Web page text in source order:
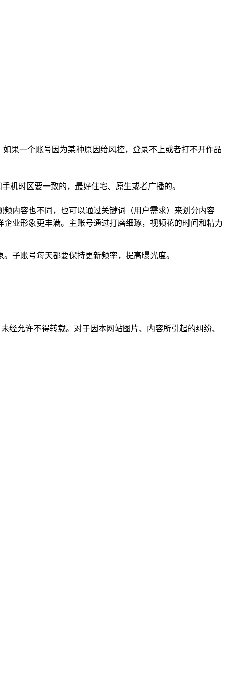
果一个账号因为某种原因给风控，登录不上或者打不开作品
机时区要一致的，最好住宅、原生或者广播的。
内容也不同，也可以通过关键词（用户需求）来划分内容
业形象更丰满。主账号通过打磨细琢，视频花的时间和精力
子账号每天都要保持更新频率，提高曝光度。
经允许不得转载。对于因本网站图片、内容所引起的纠纷、